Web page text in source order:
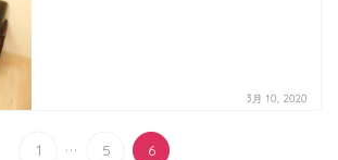
3月 10, 2020
1 ... 5 6